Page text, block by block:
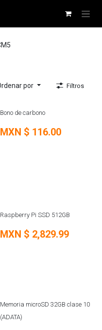
por Filtros
Bono de carbono
MXN $ 116.00
Raspberry Pi SSD 512GB
MXN $ 2,829.99
Memoria microSD 32GB clase 10
(ADATA)